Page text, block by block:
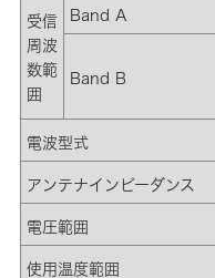
受信
周波
数範
囲
Band A
Band B
電波型式
アンテナインピーダンス
電圧範囲
使用温度範囲